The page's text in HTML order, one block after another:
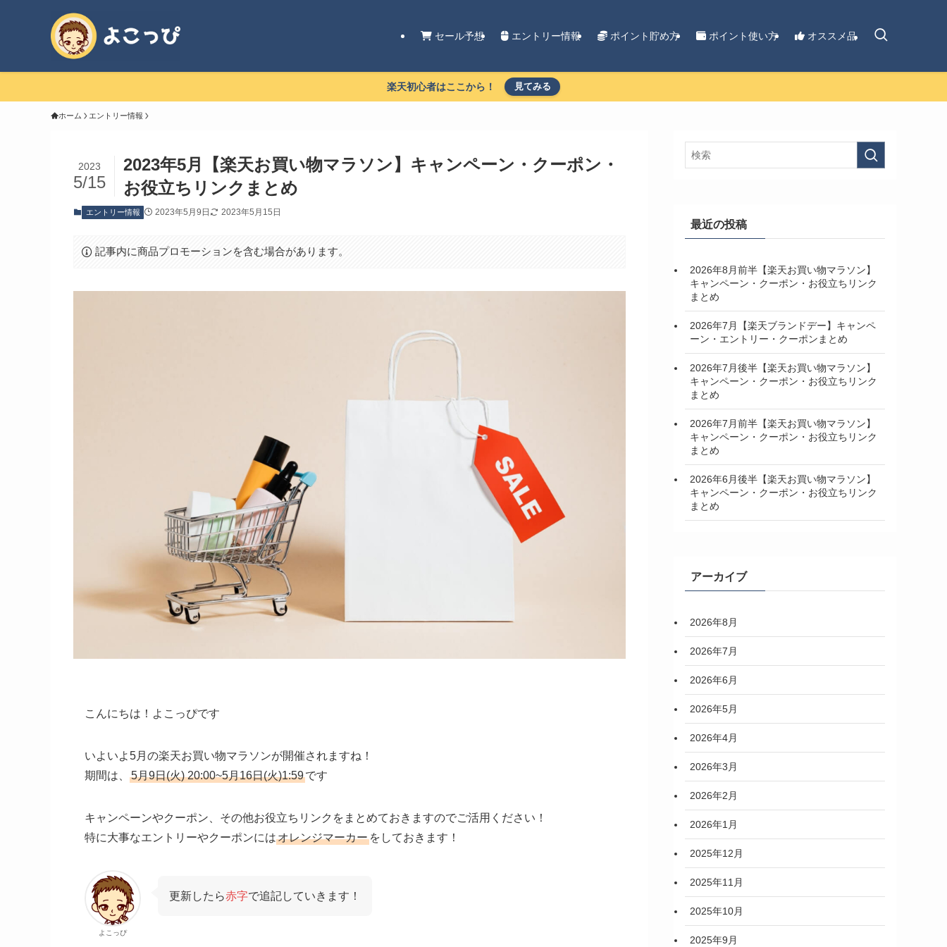
セール予想 エントリー情報 ポイント貯め方 ポイント使い方 オススメ品
楽天初心者はここから！ 見てみる
ホーム エントリー情報
2023年5月【楽天お買い物マラソン】キャンペーン・クーポン・
お役立ちリンクまとめ
2023
5/15
エントリー情報 2023年5月9日 2023年5月15日
記事内に商品プロモーションを含む場合があります。
こんにちは！よこっぴです
いよいよ5月の楽天お買い物マラソンが開催されますね！
期間は、
5月9日(火) 20:00~5月16日(火)1:59です
キャンペーンやクーポン、その他お役立ちリンクをまとめておきますのでご活用ください！
特に大事なエントリーやクーポンにはオレンジマーカー をしておきます！
よこっぴ
更新したら赤字で追記していきます！
最近の投稿
2026年8月前半【楽天お買い物マラソン】
キャンペーン・クーポン・お役立ちリンク
まとめ
2026年7月【楽天ブランドデー】キャンペ
ーン・エントリー・クーポンまとめ
2026年7月後半【楽天お買い物マラソン】
キャンペーン・クーポン・お役立ちリンク
まとめ
2026年7月前半【楽天お買い物マラソン】
キャンペーン・クーポン・お役立ちリンク
まとめ
2026年6月後半【楽天お買い物マラソン】
キャンペーン・クーポン・お役立ちリンク
まとめ
アーカイブ
2026年8月
2026年7月
2026年6月
2026年5月
2026年4月
2026年3月
2026年2月
2026年1月
2025年12月
2025年11月
2025年10月
2025年9月